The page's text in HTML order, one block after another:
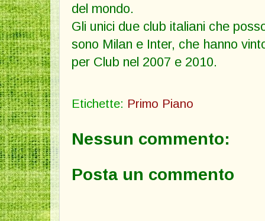
del mondo.
Gli unici due club italiani che
sono Milan e Inter, che hanno
per Club nel 2007 e 2010.
Etichette: Primo Piano
Nessun commento:
Posta un commento